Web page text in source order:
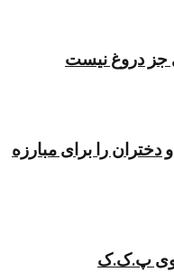
دروغ نیست
را برای مبارزه
سوی پ.ک.ک